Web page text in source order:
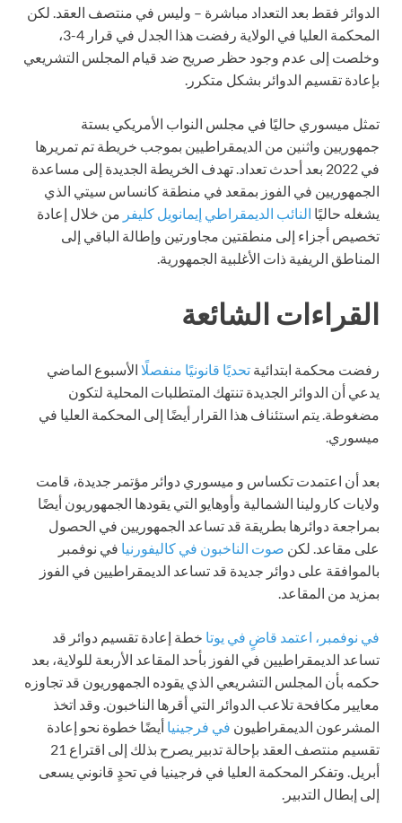
الدوائر فقط بعد التعداد مباشرة – وليس في منتصف العقد. لكن
المحكمة العليا في الولاية رفضت هذا الجدل في قرار 4-3،
وخلصت إلى عدم وجود حظر صريح ضد قيام المجلس التشريعي
بإعادة تقسيم الدوائر بشكل متكرر.
تمثل ميسوري حاليًا في مجلس النواب الأمريكي بستة
جمهوريين واثنين من الديمقراطيين بموجب خريطة تم تمريرها
في 2022 بعد أحدث تعداد. تهدف الخريطة الجديدة إلى مساعدة
الجمهوريين في الفوز بمقعد في منطقة كانساس سيتي الذي
يشغله حاليًا النائب الديمقراطي إيمانويل كليفر من خلال إعادة
تخصيص أجزاء إلى منطقتين مجاورتين وإطالة الباقي إلى
المناطق الريفية ذات الأغلبية الجمهورية.
القراءات الشائعة
رفضت محكمة ابتدائية تحديًا قانونيًا منفصلًا الأسبوع الماضي
يدعي أن الدوائر الجديدة تنتهك المتطلبات المحلية لتكون
مضغوطة. يتم استئناف هذا القرار أيضًا إلى المحكمة العليا في
ميسوري.
بعد أن اعتمدت تكساس و ميسوري دوائر مؤتمر جديدة، قامت
ولايات كارولينا الشمالية وأوهايو التي يقودها الجمهوريون أيضًا
بمراجعة دوائرها بطريقة قد تساعد الجمهوريين في الحصول
على مقاعد. لكن صوت الناخبون في كاليفورنيا في نوفمبر
بالموافقة على دوائر جديدة قد تساعد الديمقراطيين في الفوز
بمزيد من المقاعد.
في نوفمبر، اعتمد قاضٍ في يوتا خطة إعادة تقسيم دوائر قد
تساعد الديمقراطيين في الفوز بأحد المقاعد الأربعة للولاية، بعد
حكمه بأن المجلس التشريعي الذي يقوده الجمهوريون قد تجاوزه
معايير مكافحة تلاعب الدوائر التي أقرها الناخبون. وقد اتخذ
المشرعون الديمقراطيون في فرجينيا أيضًا خطوة نحو إعادة
تقسيم منتصف العقد بإحالة تدبير يصرح بذلك إلى اقتراع 21
أبريل. وتفكر المحكمة العليا في فرجينيا في تحدٍ قانوني يسعى
إلى إبطال التدبير.